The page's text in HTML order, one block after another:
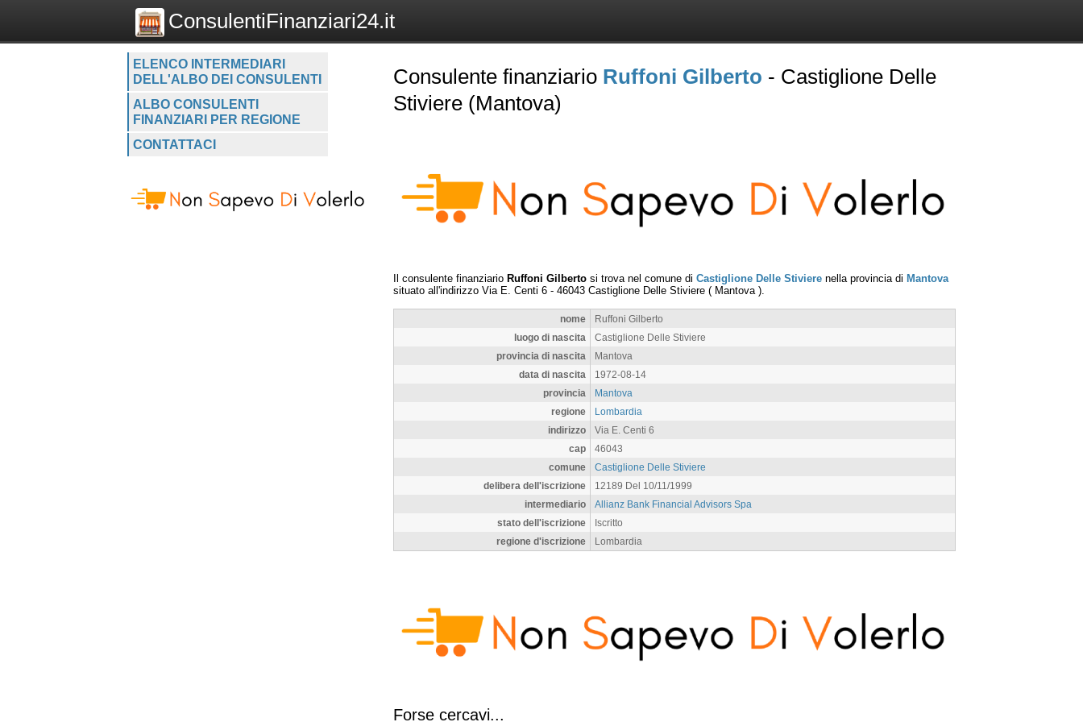
ConsulentiFinanziari24.it
ELENCO INTERMEDIARI
DELL'ALBO DEI CONSULENTI
ALBO CONSULENTI
FINANZIARI PER REGIONE
CONTATTACI
Consulente finanziario Ruffoni Gilberto - Castiglione Delle
Stiviere (Mantova)
Il consulente finanziario Ruffoni Gilberto si trova nel comune di Castiglione Delle Stiviere nella provincia di Mantova
situato all'indirizzo Via E. Centi 6 - 46043 Castiglione Delle Stiviere ( Mantova ).
nome
Ruffoni Gilberto
luogo di nascita
Castiglione Delle Stiviere
provincia di nascita
Mantova
data di nascita
1972-08-14
provincia
Mantova
regione
Lombardia
indirizzo
Via E. Centi 6
cap
46043
comune
Castiglione Delle Stiviere
delibera dell'iscrizione
12189 Del 10/11/1999
intermediario
Allianz Bank Financial Advisors Spa
stato dell'iscrizione
Iscritto
regione d'iscrizione
Lombardia
Forse cercavi...